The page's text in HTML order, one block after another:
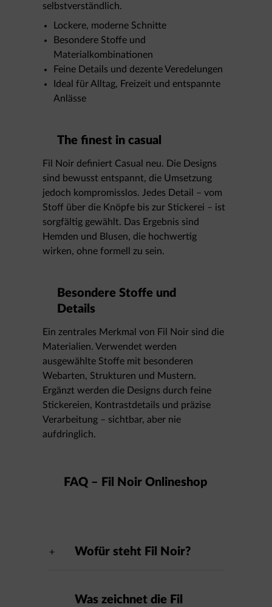
selbstverständlich.
Lockere, moderne Schnitte
Besondere Stoffe und
Materialkombinationen
Feine Details und dezente Veredelungen
Ideal für Alltag, Freizeit und entspannte
Anlässe
The finest in casual
Fil Noir definiert Casual neu. Die Designs
sind bewusst entspannt, die Umsetzung
jedoch kompromisslos. Jedes Detail – vom
Stoff über die Knöpfe bis zur Stickerei – ist
sorgfältig gewählt. Das Ergebnis sind
Hemden und Blusen, die hochwertig
wirken, ohne formell zu sein.
Besondere Stoffe und
Details
Ein zentrales Merkmal von Fil Noir sind die
Materialien. Verwendet werden
ausgewählte Stoffe mit besonderen
Webarten, Strukturen und Mustern.
Ergänzt werden die Designs durch feine
Stickereien, Kontrastdetails und präzise
Verarbeitung – sichtbar, aber nie
aufdringlich.
FAQ – Fil Noir Onlineshop
Wofür steht Fil Noir?
Was zeichnet die Fil